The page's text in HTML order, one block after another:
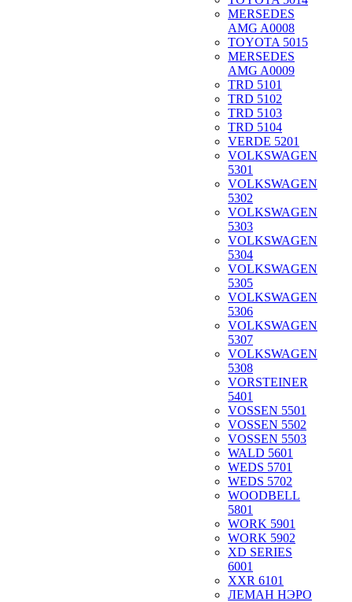
MERSEDES
AMG A0008
TOYOTA 5015
MERSEDES
AMG A0009
TRD 5101
TRD 5102
TRD 5103
TRD 5104
VERDE 5201
VOLKSWAGEN
5301
VOLKSWAGEN
5302
VOLKSWAGEN
5303
VOLKSWAGEN
5304
VOLKSWAGEN
5305
VOLKSWAGEN
5306
VOLKSWAGEN
5307
VOLKSWAGEN
5308
VORSTEINER
5401
VOSSEN 5501
VOSSEN 5502
VOSSEN 5503
WALD 5601
WEDS 5701
WEDS 5702
WOODBELL
5801
WORK 5901
WORK 5902
XD SERIES
6001
XXR 6101
ЛЕМАН НЭРО